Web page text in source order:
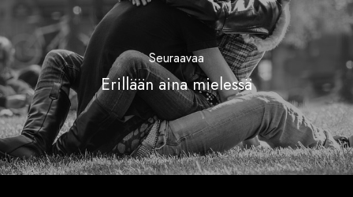
Seuraavaa
Erillään aina mielessä